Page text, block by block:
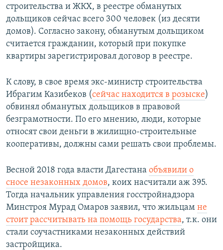
строительства и ЖКХ, в реестре обманутых
дольщиков сейчас всего 300 человек (из десяти
домов). Согласно закону, обманутым дольщиком
считается гражданин, который при покупке
квартиры зарегистрировал договор в реестре.
К слову, в свое время экс-министр строительства
Ибрагим Казибеков (сейчас находится в розыске)
обвинял обманутых дольщиков в правовой
безграмотности. По его мнению, люди, которые
относят свои деньги в жилищно-строительные
кооперативы, должны сами решать свои проблемы.
Весной 2018 года власти Дагестана объявили о
сносе незаконных домов, коих насчитали аж 395.
Тогда начальник управления госстройнадзора
Минстроя Мурад Омаров заявил, что жильцам не
стоит рассчитывать на помощь государства, т.к. они
стали соучастниками незаконных действий
застройщика.